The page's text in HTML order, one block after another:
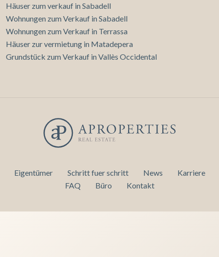
Häuser zum verkauf in Sabadell
Wohnungen zum Verkauf in Sabadell
Wohnungen zum Verkauf in Terrassa
Häuser zur vermietung in Matadepera
Grundstück zum Verkauf in Vallès Occidental
Eigentümer Schritt fuer schritt News
Karriere
FAQ
Büro Kontakt